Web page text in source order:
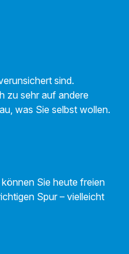
sind.
zu sehr auf andere
was Sie selbst wollen.
Sie heute freien
Spur – vielleicht